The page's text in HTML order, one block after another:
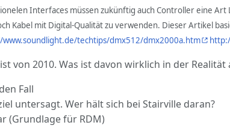
Interfaces müssen zukünftig auch Controller eine
Kabel mit Digital-Qualität zu verwenden. Dieser Artikel
techtips/dmx512/dmx2000a.htm
von 2010. Was ist davon wirklich in der
Fall
untersagt. Wer hält sich bei Stairville daran?
(Grundlage für RDM)